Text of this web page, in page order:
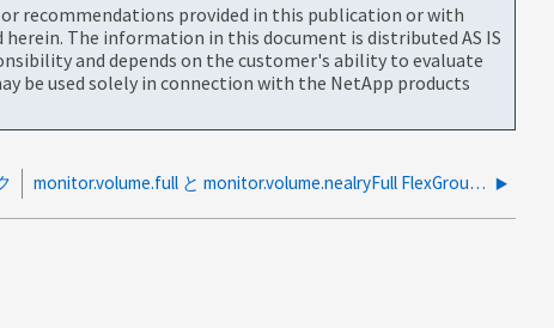
recommendations provided in this publication or with
The information in this document is distributed AS IS
and depends on the customer's ability to evaluate
be used solely in connection with the NetApp products
monitor.volume.full と monitor.volume.nealryFull FlexGroup コンスティチュエントのイベントが繰り返し発生する